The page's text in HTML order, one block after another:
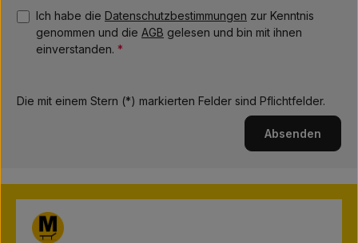
Ich habe die Datenschutzbestimmungen zur Kenntnis
genommen und die AGB gelesen und bin mit ihnen
einverstanden. *
Die mit einem Stern (*) markierten Felder sind Pflichtfelder.
Absenden